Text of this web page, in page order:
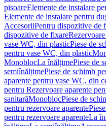
pisoareElemente de instalare
Elemente de instalare pentru
AccesoriiPentru dispozitive de
dispozitive de fixare
vase WC, din plasticPiese de
pentru vase WC, din plastic
MonoblocLa înălțimePiese de
semiînălțimePiese de schimb
aparente pentru vase WC, din
pentru Rezervoare aparente
sanitarăMonoblocPiese de
pentru rezervoare aparente
pentru rezervoare aparenteLa